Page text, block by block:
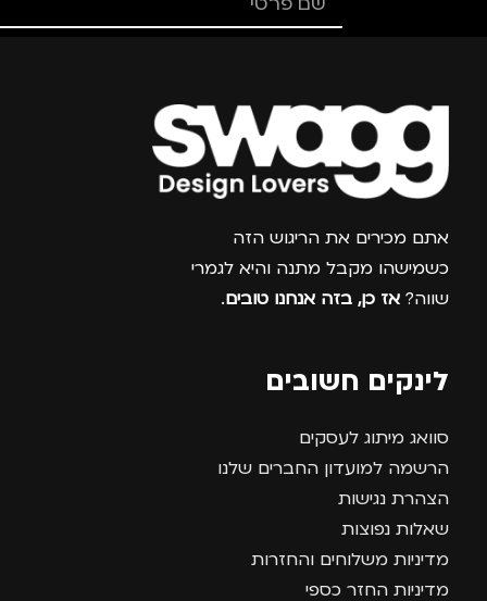
צרפו אותי למועדון
אתם מכירים את הריגוש הזה
כשמישהו מקבל מתנה והיא לגמרי
שווה? אז כן, בזה אנחנו טובים.
לינקים חשובים
סוואג מיתוג לעסקים
הרשמה למועדון החברים שלנו
הצהרת נגישות
שאלות נפוצות
מדיניות משלוחים והחזרות
מדיניות החזר כספי